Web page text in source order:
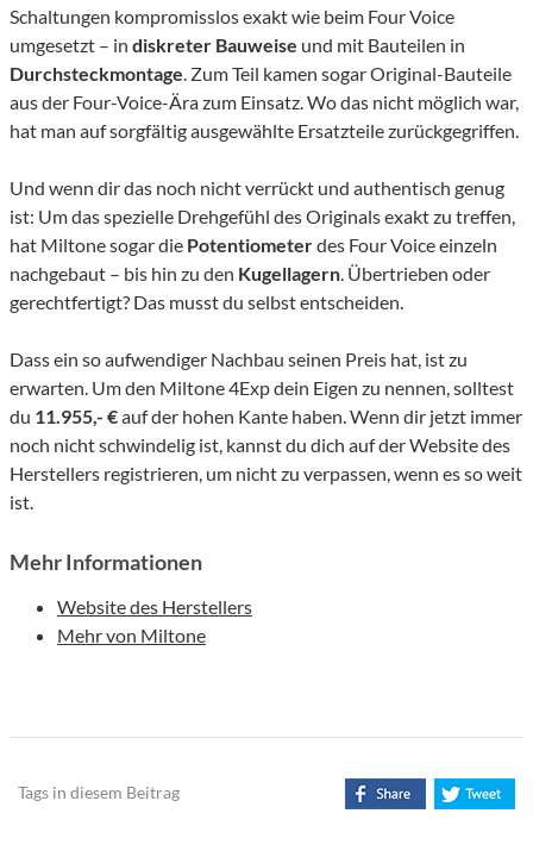
Schaltungen kompromisslos exakt wie beim Four Voice
umgesetzt – in diskreter Bauweise und mit Bauteilen in
Durchsteckmontage. Zum Teil kamen sogar Original-Bauteile
aus der Four-Voice-Ära zum Einsatz. Wo das nicht möglich war,
hat man auf sorgfältig ausgewählte Ersatzteile zurückgegriffen.
Und wenn dir das noch nicht verrückt und authentisch genug
ist: Um das spezielle Drehgefühl des Originals exakt zu treffen,
hat Miltone sogar die Potentiometerdes Four Voice einzeln
nachgebaut – bis hin zu den Kugellagern. Übertrieben oder
gerechtfertigt? Das musst du selbst entscheiden.
Dass ein so aufwendiger Nachbau seinen Preis hat, ist zu
erwarten. Um den Miltone 4Exp dein Eigen zu nennen, solltest
du 11.955,- €auf der hohen Kante haben. Wenn dir jetzt immer
noch nicht schwindelig ist, kannst du dich auf der Website des
Herstellers registrieren, um nicht zu verpassen, wenn es so weit
ist.
Mehr Informationen
Website des Herstellers
Mehr von Miltone
Tags in diesem Beitrag